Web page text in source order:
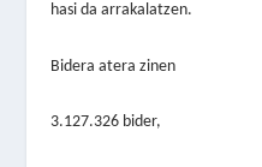
hasi da arrakalatzen.
Bidera atera zinen
3.127.326 bider,